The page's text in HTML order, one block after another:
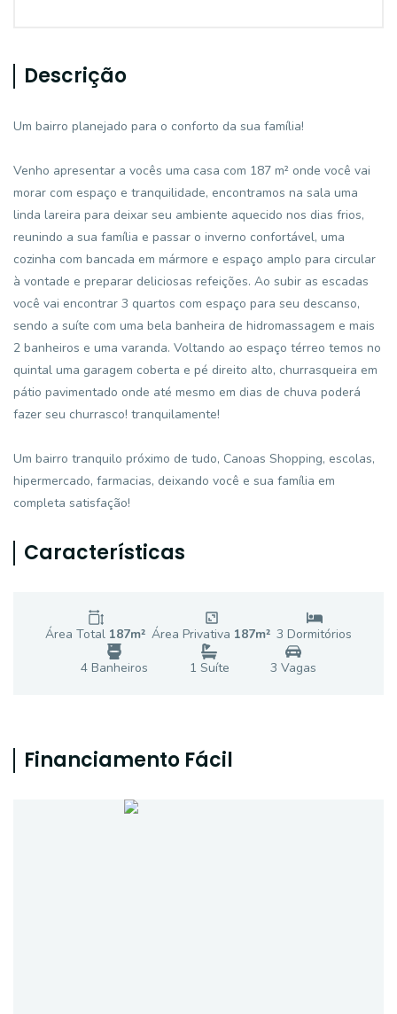
Descrição
Um bairro planejado para o conforto da sua família!
Venho apresentar a vocês uma casa com 187 m² onde você vai
morar com espaço e tranquilidade, encontramos na sala uma
linda lareira para deixar seu ambiente aquecido nos dias frios,
reunindo a sua família e passar o inverno confortável, uma
cozinha com bancada em mármore e espaço amplo para circular
à vontade e preparar deliciosas refeições. Ao subir as escadas
você vai encontrar 3 quartos com espaço para seu descanso,
sendo a suíte com uma bela banheira de hidromassagem e mais
2 banheiros e uma varanda. Voltando ao espaço térreo temos no
quintal uma garagem coberta e pé direito alto, churrasqueira em
pátio pavimentado onde até mesmo em dias de chuva poderá
fazer seu churrasco! tranquilamente!
Um bairro tranquilo próximo de tudo, Canoas Shopping, escolas,
hipermercado, farmacias, deixando você e sua família em
completa satisfação!
Características
Área Total 187m² Área Privativa 187m² 3 Dormitórios
4 Banheiros 1 Suíte 3 Vagas
Financiamento Fácil